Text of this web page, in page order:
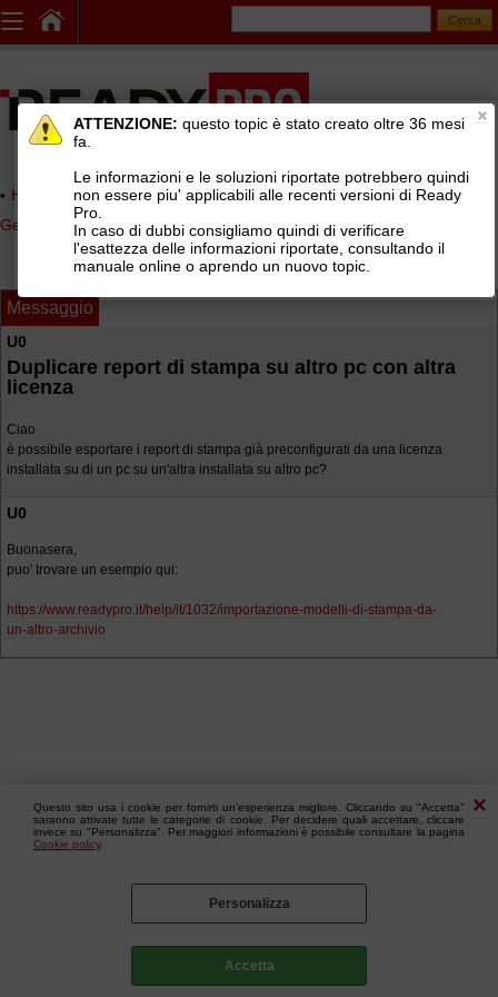
Questo sito usa i cookie per fornirti un'esperienza migliore. Cliccando su "Accetta"
saranno attivate tutte le categorie di cookie. Per decidere quali accettare, cliccare
invece su "Personalizza". Per maggiori informazioni è possibile consultare la pagina
Cookie policy.
Personalizza
Accetta
Home page> AREE DI SUPPORTO TECNICO GRATUITO>
Gestionale Ready Pro>Installazione e configurazione Ready Pro
Messaggio
U0
Duplicare report di stampa su altro pc con altra
licenza
Ciao
è possibile esportare i report di stampa già preconfigurati da una licenza
installata su di un pc su un'altra installata su altro pc?
U0
Buonasera,
puo' trovare un esempio qui:
https://www.readypro.it/help/it/1032/importazione-modelli-di-stampa-da-
un-altro-archivio
ATTENZIONE: questo topic è stato creato oltre 36 mesi
fa.
Le informazioni e le soluzioni riportate potrebbero quindi
non essere piu' applicabili alle recenti versioni di Ready
Pro.
In caso di dubbi consigliamo quindi di verificare
l'esattezza delle informazioni riportate, consultando il
manuale online o aprendo un nuovo topic.